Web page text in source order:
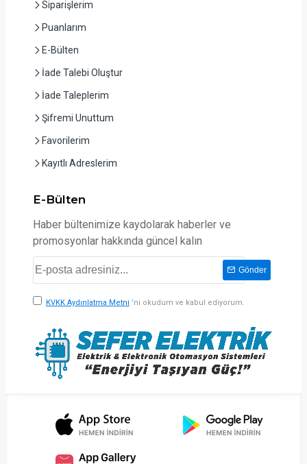
Siparişlerim
Puanlarım
E-Bülten
İade Talebi Oluştur
İade Taleplerim
Şifremi Unuttum
Favorilerim
Kayıtlı Adreslerim
E-Bülten
Haber bültenimize kaydolarak haberler ve
promosyonlar hakkında güncel kalın
Gönder
KVKK Aydınlatma Metni 'ni okudum ve kabul ediyorum.